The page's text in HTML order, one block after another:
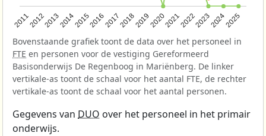
201120122013201420152016201720182019202020212022202320242025
Bovenstaande grafiek toont de data over het personeel in
FTE en personen voor de vestiging Gereformeerd
Basisonderwijs De Regenboog in Mariënberg. De linker
vertikale-as toont de schaal voor het aantal FTE, de rechter
vertikale-as toont de schaal voor het aantal personen.
Gegevens van DUO over het personeel in het primair
onderwijs.